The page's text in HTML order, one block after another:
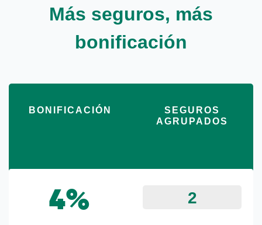
Más seguros, más
bonificación
BONIFICACIÓN
SEGUROS
AGRUPADOS
4% 2